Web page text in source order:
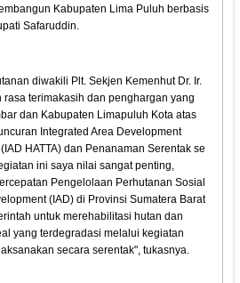
Kabupaten Lima Puluh berbasis
Safaruddin.
diwakili Plt. Sekjen Kemenhut Dr. Ir.
rasa terimakasih dan penghargan yang
dan Kabupaten Limapuluh Kota atas
Integrated Area Development
HATTA) dan Penanaman Serentak se
ini saya nilai sangat penting,
Pengelolaan Perhutanan Sosial
(IAD) di Provinsi Sumatera Barat
untuk merehabilitasi hutan dan
yang terdegradasi melalui kegiatan
secara serentak", tukasnya.